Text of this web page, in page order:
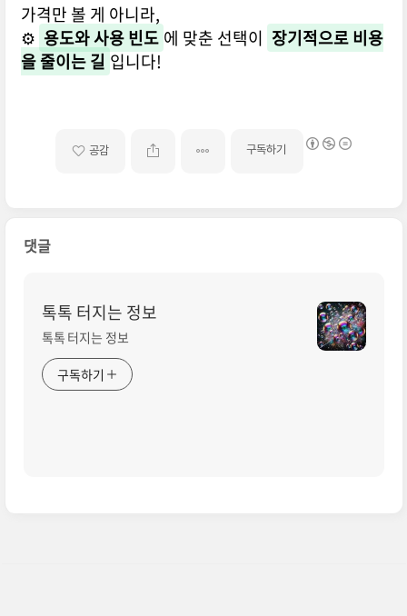
가격만 볼 게 아니라,
⚙️ 용도와 사용 빈도 에 맞춘 선택이 장기적으로 비용
을 줄이는 길 입니다!
공감 구독하기
댓글
톡톡 터지는 정보
톡톡 터지는 정보
구독하기